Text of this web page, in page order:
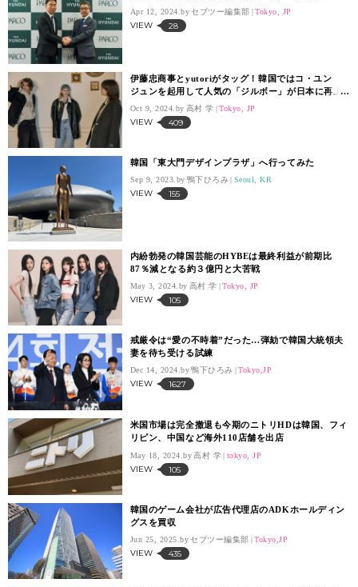
Apr 12, 2024. セブツー編集部 Tokyo, JP
VIEW 28
伊藤忠商事とyutoriがタッグ！韓国ではコ・ユン
ジュンを起用して人気の「ジルボー」が日本に再上
陸
Oct 9, 2024. 高村 学 Tokyo, JP
VIEW 409
韓国「東大門デザインプラザ」へ行ってみた
Sep 9, 2023. 鴨下ひろみ Seoul, KR
VIEW 155
内紛勃発の韓国芸能のHYBEは最終利益が前期比
87％減となる約３億円と大苦戦
May 3, 2024. 高村 学 Tokyo, JP
VIEW 105
戒厳令は“愛の不時着”だった…弾劾で韓国大統領夫
妻を待ち受ける試練
Dec 14, 2024. 鴨下ひろみ Tokyo,JP
VIEW 1627
米国市場は完全撤退も今期のニトリHDは韓国、フィ
リピン、中国など海外110店舗を出店
May 18, 2024. 高村 学 tokyo, JP
VIEW 105
韓国のゲーム会社が広告代理店のADKホールディン
グスを買収
Jun 25, 2025. セブツー編集部 Tokyo,JP
VIEW 435